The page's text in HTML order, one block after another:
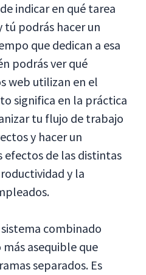
indicar en qué tarea
podrás hacer un
que dedican a esa
podrás ver qué
web utilizan en el
significa en la práctica
tu flujo de trabajo
y hacer un
efectos de las distintas
y la
combinado
asequible que
separados. Es